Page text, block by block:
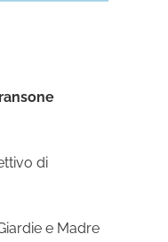
di
e Madre